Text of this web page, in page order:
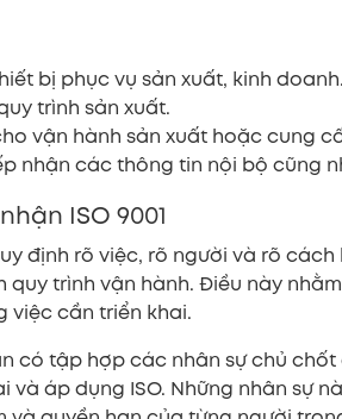
bị phục vụ sản xuất, kinh doanh.
trình sản xuất.
vận hành sản xuất hoặc cung
nhận các thông tin nội bộ cũng
ISO 9001
định rõ việc, rõ người và rõ
trình vận hành. Điều này
việc cần triển khai.
có tập hợp các nhân sự chủ
và áp dụng ISO. Những nhân sự